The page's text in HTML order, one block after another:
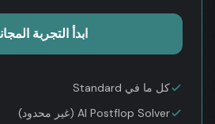
ابدأ التجربة المجانية
كل ما في Standard
AI Postflop Solver (غير محدود)